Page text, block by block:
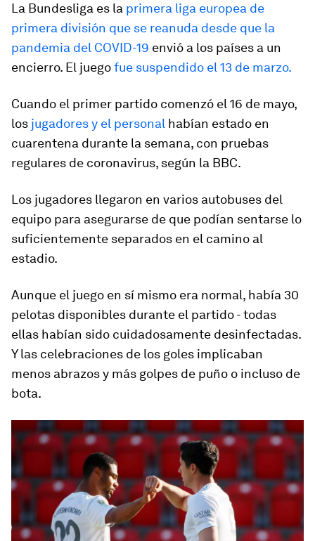
La Bundesliga es la primera liga europea de
primera división que se reanuda desde que la
pandemia del COVID-19 envió a los países a un
encierro. El juegofue suspendido el 13 de marzo.
Cuando el primer partido comenzó el 16 de mayo,
los jugadores y el personal habían estado en
cuarentena durante la semana, con pruebas
regulares de coronavirus, según la BBC.
Los jugadores llegaron en varios autobuses del
equipo para asegurarse de que podían sentarse lo
suficientemente separados en el camino al
estadio.
Aunque el juego en sí mismo era normal, había 30
pelotas disponibles durante el partido - todas
ellas habían sido cuidadosamente desinfectadas.
Y las celebraciones de los goles implicaban
menos abrazos y más golpes de puño o incluso de
bota.